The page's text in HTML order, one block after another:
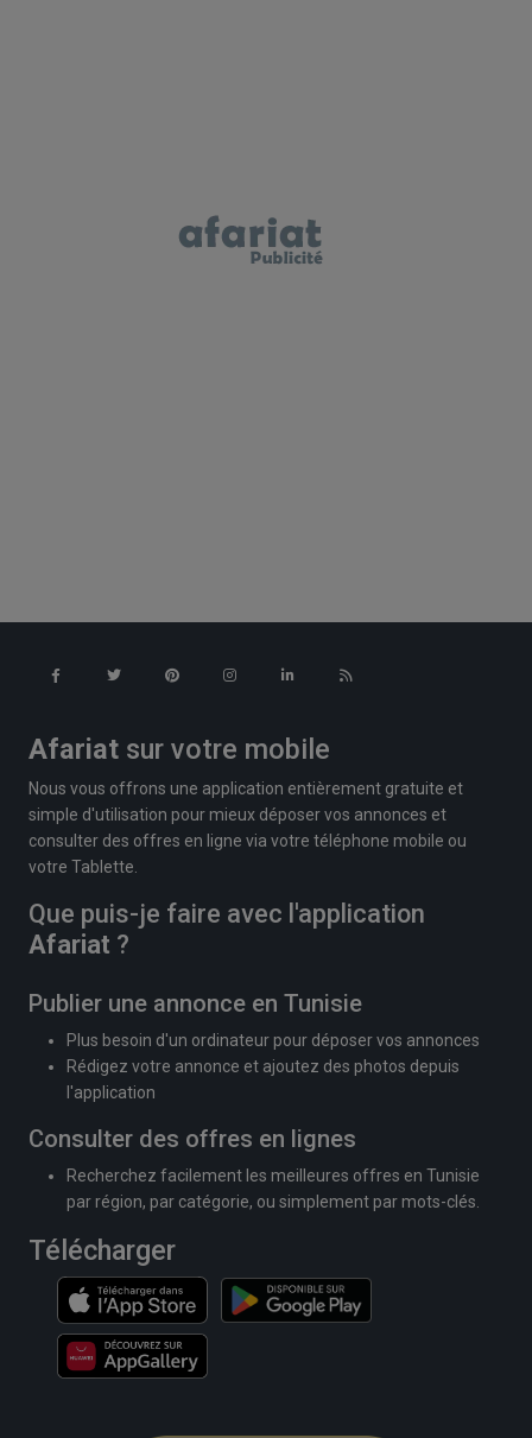
Afariat sur votre mobile
Nous vous offrons une application entièrement gratuite et
simple d'utilisation pour mieux déposer vos annonces et
consulter des offres en ligne via votre téléphone mobile ou
votre Tablette.
Que puis-je faire avec l'application
Afariat ?
Publier une annonce en Tunisie
Plus besoin d'un ordinateur pour déposer vos annonces
Rédigez votre annonce et ajoutez des photos depuis
l'application
Consulter des offres en lignes
Recherchez facilement les meilleures offres en Tunisie
par région, par catégorie, ou simplement par mots-clés.
Télécharger